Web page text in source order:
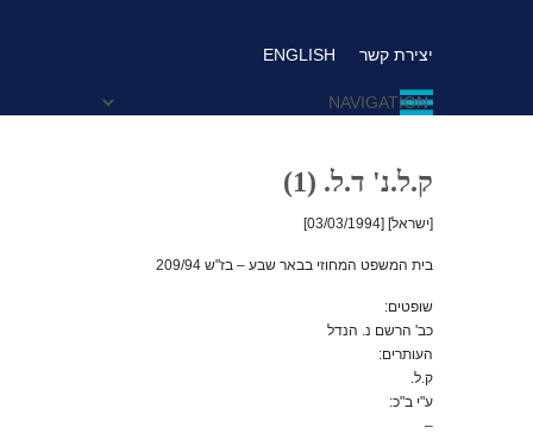
יצירת קשר ENGLISH
ק.ל.נ' ד.ל. (1)
[ישראל] [03/03/1994]
בית המשפט המחוזי בבאר שבע – בז"ש 209/94
שופטים:
כב' הרשם נ. הנדל
העותרים:
ק.ל.
ע"י ב"כ:
–